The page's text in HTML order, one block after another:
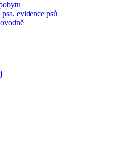
evidence psů